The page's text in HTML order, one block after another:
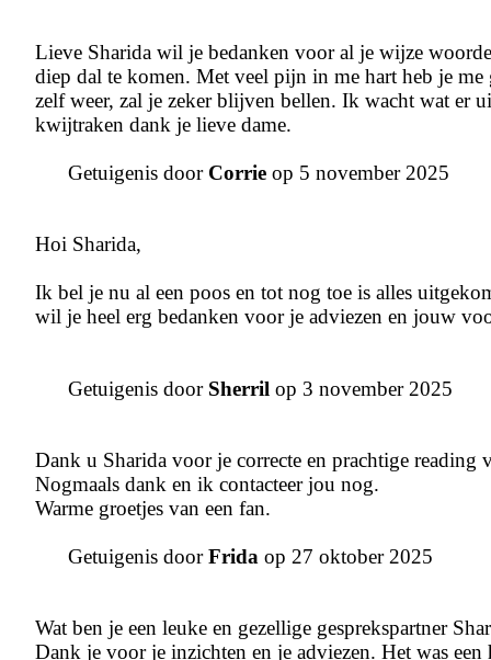
Lieve Sharida wil je bedanken voor al je wijze
diep dal te komen. Met veel pijn in me hart heb je
zelf weer, zal je zeker blijven bellen. Ik wacht wat er
kwijtraken dank je lieve dame.
Getuigenis door Corrie op 5 november 2025
Hoi Sharida,
Ik bel je nu al een poos en tot nog toe is alles
wil je heel erg bedanken voor je adviezen en jouw
Getuigenis door Sherril op 3 november 2025
Dank u Sharida voor je correcte en prachtige reading
Nogmaals dank en ik contacteer jou nog.
Warme groetjes van een fan.
Getuigenis doorFrida op 27 oktober 2025
Wat ben je een leuke en gezellige gesprekspartner
Dank je voor je inzichten en je adviezen. Het was